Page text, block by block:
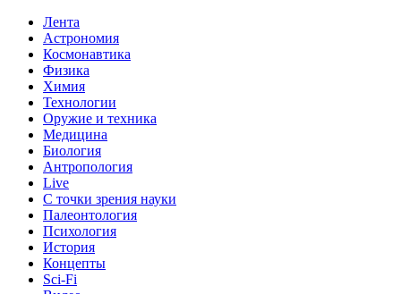
Лента
Астрономия
Космонавтика
Физика
Химия
Технологии
Оружие и техника
Медицина
Биология
Антропология
Live
С точки зрения науки
Палеонтология
Психология
История
Концепты
Sci-Fi